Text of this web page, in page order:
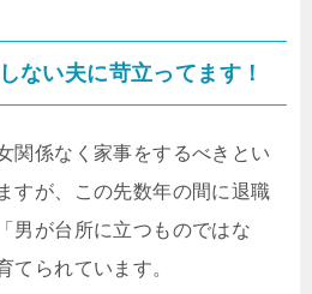
ない夫に苛立ってます！
関係なく家事をするべきとい
すが、この先数年の間に退職
男が台所に立つものではな
てられています。